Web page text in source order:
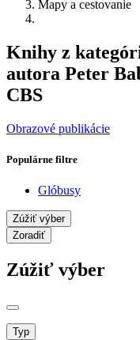
Mapy a cestovanie
Knihy z
autora Peter
CBS
Obrazové publikácie
Populárne filtre
Glóbusy
Zúžiť výber
Zoradiť
Zúžiť výber
Typ